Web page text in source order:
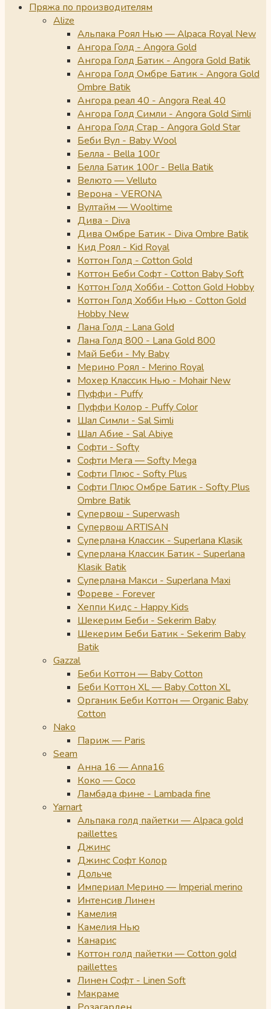
Пряжа по производителям
Alize
Альпака Роял Нью — Alpaca Royal New
Ангора Голд - Angora Gold
Ангора Голд Батик - Angora Gold Batik
Ангора Голд Омбре Батик - Angora Gold
Ombre Batik
Ангора реал 40 - Angora Real 40
Ангора Голд Симли - Angora Gold Simli
Ангора Голд Стар - Angora Gold Star
Беби Вул - Baby Wool
Белла - Bella 100г
Белла Батик 100г - Bella Batik
Велюто — Velluto
Верона - VERONA
Вултайм — Wooltime
Дива - Diva
Дива Омбре Батик - Diva Ombre Batik
Кид Роял - Kid Royal
Коттон Голд - Cotton Gold
Коттон Беби Софт - Cotton Baby Soft
Коттон Голд Хобби - Cotton Gold Hobby
Коттон Голд Хобби Нью - Cotton Gold
Hobby New
Лана Голд - Lana Gold
Лана Голд 800 - Lana Gold 800
Май Беби - My Baby
Мерино Роял - Merino Royal
Мохер Классик Нью - Mohair New
Пуффи - Puffy
Пуффи Колор - Puffy Color
Шал Симли - Sal Simli
Шал Абие - Sal Abiye
Софти - Softy
Софти Мега — Softy Mega
Софти Плюс - Softy Plus
Софти Плюс Омбре Батик - Softy Plus
Ombre Batik
Супервош - Superwash
Супервош ARTISAN
Суперлана Классик - Superlana Klasik
Суперлана Классик Батик - Superlana
Klasik Batik
Суперлана Макси - Superlana Maxi
Фореве - Forever
Хеппи Кидс - Happy Kids
Шекерим Беби - Sekerim Baby
Шекерим Беби Батик - Sekerim Baby
Batik
Gazzal
Беби Коттон — Baby Cotton
Беби Коттон XL — Baby Cotton XL
Органик Беби Коттон — Organic Baby
Cotton
Nako
Париж — Paris
Seam
Анна 16 — Anna16
Коко — Coco
Ламбада фине - Lambada fine
Yarnart
Альпака голд пайетки — Alpaca gold
paillettes
Джинс
Джинс Софт Колор
Дольче
Империал Мерино — Imperial merino
Интенсив Линен
Камелия
Камелия Нью
Канарис
Коттон голд пайетки — Cotton gold
paillettes
Линен Софт - Linen Soft
Макраме